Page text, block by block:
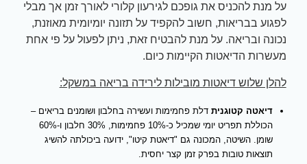
על מנת להכניס את גופכם לגירעון קלורי לאורך זמן אך מבלי
לפגוע בבריאות, חשוב להקפיד על תזונה יומיומית מאוזנת,
נכונה ובריאה. על מנת להבטיח זאת, ניתן לפעול על פי אחת
מעשרות הדיאטות הקיימות כיום.
להלן שלוש דיאטות מובילות לירידה בריאה במשקל:
דיאטה קטוגנית דלת פחמימות ועשירה בחלבון ושומנים בריאים –
הכוללת תפריט יומי שמכיל כ-10% פחמימות, 30% חלבון ו-60%
שומן. השיטה, המכונה גם "דיאטת קיטו", ידועה ביכולתה להשיג
תוצאות טובות בפרק זמן קצר יחסית.